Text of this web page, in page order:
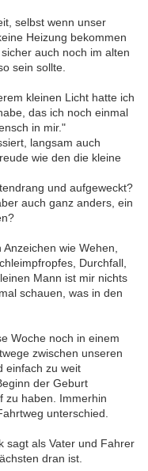
selbst wenn unser
Heizung bekommen
auch noch im alten
sein sollte.
kleinen Licht hatte ich
das ich noch einmal
in mir."
langsam auch
wie den die kleine
und aufgeweckt?
auch ganz anders, ein
wie Wehen,
Durchfall,
Mann ist mir nichts
schauen, was in den
Woche noch in einem
zwischen unseren
einfach zu weit
der Geburt
zu haben. Immerhin
unterschied.
sagt als Vater und Fahrer
dran ist.